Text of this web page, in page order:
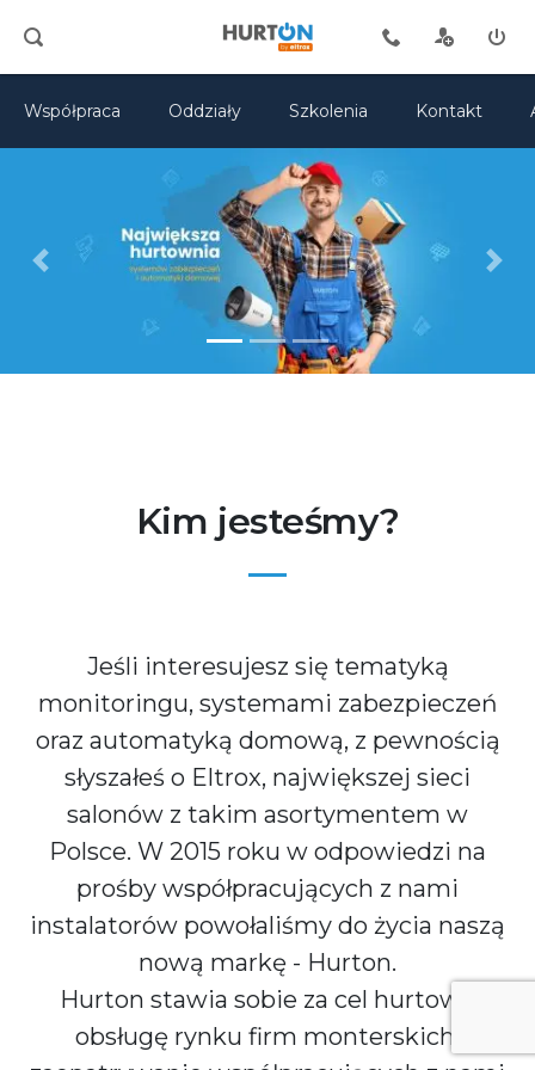
Współpraca Oddziały Szkolenia Kontakt
Previous Next
Kim jesteśmy?
Jeśli interesujesz się tematyką
monitoringu, systemami zabezpieczeń
oraz automatyką domową, z pewnością
słyszałeś o Eltrox, największej sieci
salonów z takim asortymentem w
Polsce. W 2015 roku w odpowiedzi na
prośby współpracujących z nami
instalatorów powołaliśmy do życia naszą
nową markę - Hurton.
Hurton stawia sobie za cel hurtową
obsługę rynku firm monterskich,